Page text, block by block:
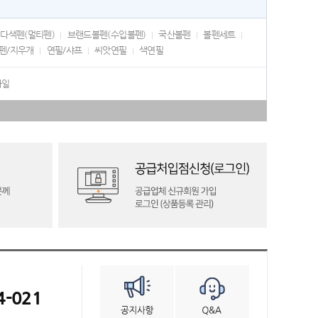
다색펜(멀티펜) 브랜드볼펜(수입볼펜) 국산볼펜
볼펜세트
/지우개 연필/샤프 씨앗연필 색연필
021